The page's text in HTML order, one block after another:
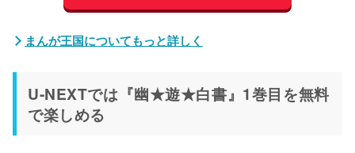
まんが王国についてもっと詳しく
U-NEXTでは『幽★遊★白書』1巻目を無料
で楽しめる